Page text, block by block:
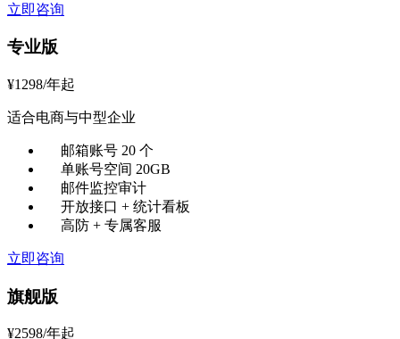
立即咨询
专业版
¥1298/年起
适合电商与中型企业
邮箱账号 20 个
单账号空间 20GB
邮件监控审计
开放接口 + 统计看板
高防 + 专属客服
立即咨询
旗舰版
¥2598/年起